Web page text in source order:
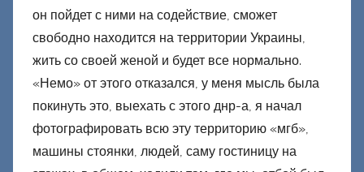
он пойдет с ними на содействие, сможет
свободно находится на территории Украины,
жить со своей женой и будет все нормально.
«Немо» от этого отказался, у меня мысль была
покинуть это, выехать с этого днр-а, я начал
фотографировать всю эту территорию «мгб»,
машины стоянки, людей, саму гостиницу на